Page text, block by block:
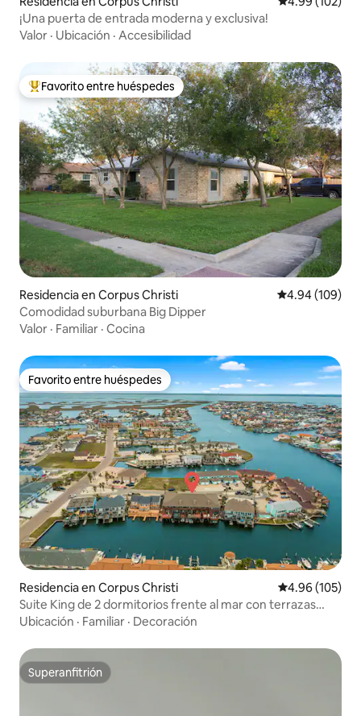
¡Una puerta de entrada moderna y exclusiva!
Valor · Ubicación · Accesibilidad
De los mejores en Favorito entre huéspedes
Favorito entre huéspedes
Residencia en Corpus Christi Calificación
4.94 (109)
Comodidad suburbana Big Dipper
Valor · Familiar · Cocina
Favorito entre huéspedes
Favorito entre huéspedes
Residencia en Corpus Christi Calificación
4.96 (105)
Suite King de 2 dormitorios frente al mar con terrazas
privadas/kayaks
Ubicación · Familiar · Decoración
Superanfitrión
Superanfitrión